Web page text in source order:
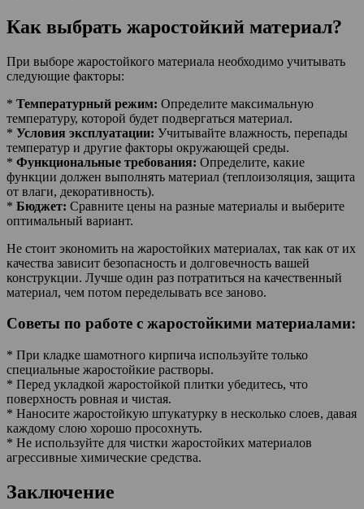
Как выбрать жаростойкий материал?
При выборе жаростойкого материала необходимо учитывать
следующие факторы:
* Температурный режим: Определите максимальную
температуру, которой будет подвергаться материал.
* Условия эксплуатации: Учитывайте влажность, перепады
температур и другие факторы окружающей среды.
* Функциональные требования: Определите, какие
функции должен выполнять материал (теплоизоляция, защита
от влаги, декоративность).
* Бюджет: Сравните цены на разные материалы и выберите
оптимальный вариант.
Не стоит экономить на жаростойких материалах, так как от их
качества зависит безопасность и долговечность вашей
конструкции. Лучше один раз потратиться на качественный
материал, чем потом переделывать все заново.
Советы по работе с жаростойкими материалами:
* При кладке шамотного кирпича используйте только
специальные жаростойкие растворы.
* Перед укладкой жаростойкой плитки убедитесь, что
поверхность ровная и чистая.
* Наносите жаростойкую штукатурку в несколько слоев, давая
каждому слою хорошо просохнуть.
* Не используйте для чистки жаростойких материалов
агрессивные химические средства.
Заключение